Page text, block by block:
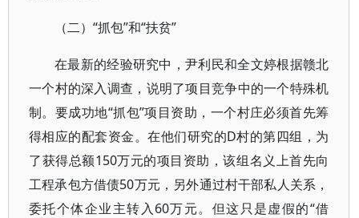
（二）“抓包”和“扶贫”
在最新的经验研究中，尹利民和全文婷根据赣北
一个村的深入调查，说明了项目竞争中的一个特殊机
制。要成功地“抓包”项目资助，一个村庄必须首先筹
得相应的配套资金。在他们研究的D村的第四组，为
了获得总额150万元的项目资助，该组名义上首先向
工程承包方借债50万元，另外通过村干部私人关系，
委托个体企业主转入60万元。但这只是虚假的“借